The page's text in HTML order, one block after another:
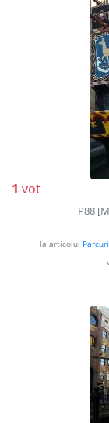
1 vot
P88
la articolul